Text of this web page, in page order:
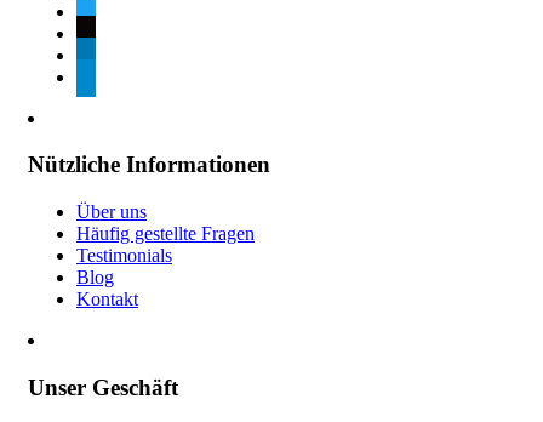
Nützliche Informationen
Über uns
Häufig gestellte Fragen
Testimonials
Blog
Kontakt
Unser Geschäft